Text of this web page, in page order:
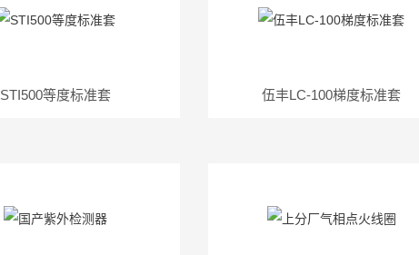
STI500等度标准套 伍丰LC-100梯度标准套